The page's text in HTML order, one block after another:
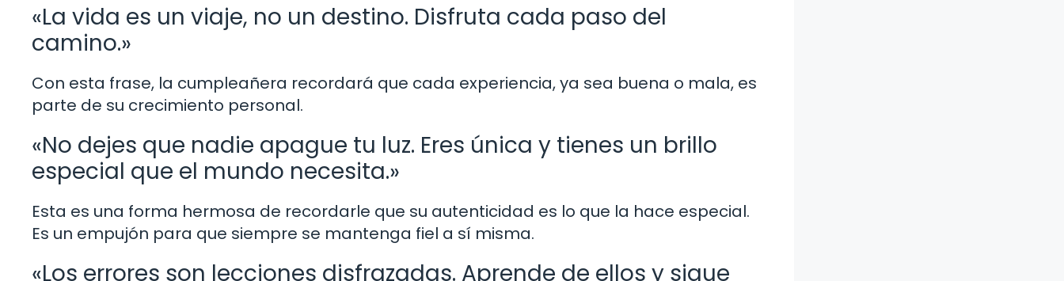
«La vida es un viaje, no un destino. Disfruta cada paso del
camino.»
Con esta frase, la cumpleañera recordará que cada experiencia, ya sea buena o mala, es
parte de su crecimiento personal.
«No dejes que nadie apague tu luz. Eres única y tienes un brillo
especial que el mundo necesita.»
Esta es una forma hermosa de recordarle que su autenticidad es lo que la hace especial.
Es un empujón para que siempre se mantenga fiel a sí misma.
«Los errores son lecciones disfrazadas. Aprende de ellos y sigue